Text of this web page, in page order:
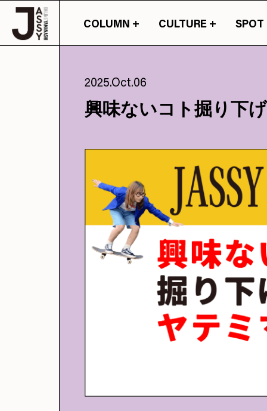
COLUMN CULTURE SPOT
山梨の情報の旬が詰まった
2025.Oct.06
興味ないコト掘り下